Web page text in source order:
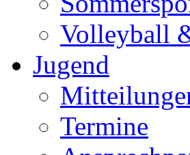
Volleyball
Jugend
Termine